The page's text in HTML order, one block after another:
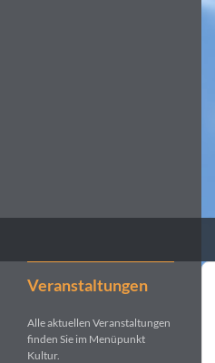
Veranstaltungen
Alle aktuellen Veranstaltungen
finden Sie im Menüpunkt
Kultur.